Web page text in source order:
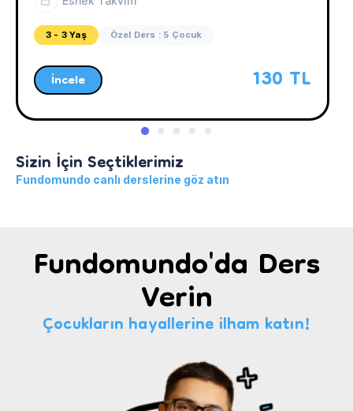
3 - 3 Yaş Özel Ders : 5 Çocuk
İncele 130 TL
Sizin İçin Seçtiklerimiz
Fundomundo canlı derslerine göz atın
Fundomundo'da Ders
Verin
Çocukların hayallerine ilham katın!